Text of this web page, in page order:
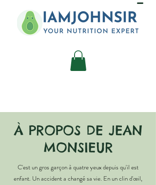
À PROPOS DE JEAN
MONSIEUR
C'est un gros garçon à quatre yeux depuis qu'il est
enfant. Un accident a changé sa vie. En un clin d'œil,